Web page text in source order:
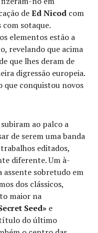
deEd Nicod com
sotaque.
elementos estão a
revelando que acima
que lhes deram de
digressão europeia.
que conquistou novos
subiram ao palco a
de serem uma banda
editados,
diferente. Um à-
assente sobretudo em
dos clássicos,
maior na
Seed» e
do último